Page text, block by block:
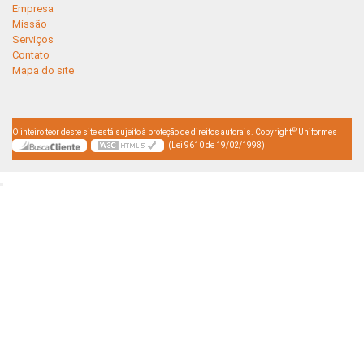
Empresa
Missão
Serviços
Contato
Mapa do site
O inteiro teor deste site está sujeito à proteção de direitos autorais. Copyright© Uniformes
(Lei 9610 de 19/02/1998)